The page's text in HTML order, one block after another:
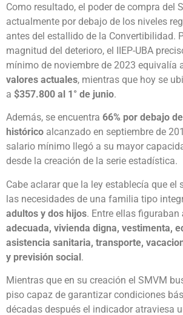
Como resultado, el poder de compra del
actualmente por debajo de los niveles
antes del estallido de la Convertibilidad.
magnitud del deterioro, el IIEP-UBA
mínimo de noviembre de 2023 equivalía
valores actuales, mientras que hoy se
a $357.800 al 1° de junio.
Además, se encuentra 66% por debajo
histórico alcanzado en septiembre de
salario mínimo llegó a su mayor
desde la creación de la serie estadística.
Cabe aclarar que la ley establecía que el
las necesidades de una familia tipo
adultos y dos hijos. Entre ellas figuraban
adecuada, vivienda digna, vestimenta,
asistencia sanitaria, transporte,
y previsión social.
Mientras que en su creación el SMVM
piso capaz de garantizar condiciones
décadas después el indicador atraviesa